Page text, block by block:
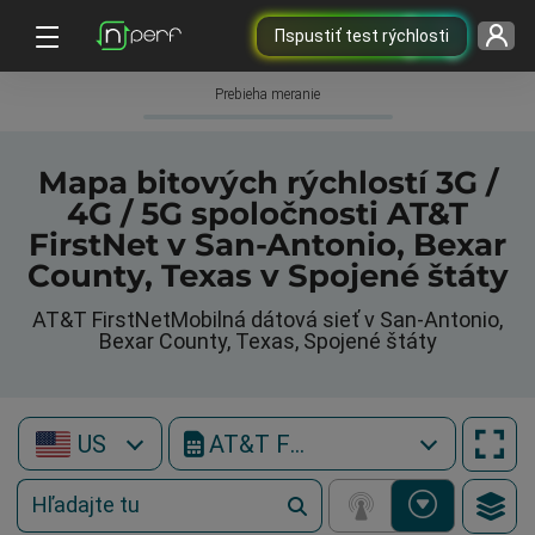
Пspustiť test rýchlosti
Prebieha meranie
Mapa bitových rýchlostí 3G /
4G / 5G spoločnosti AT&T
FirstNet v San-Antonio, Bexar
County, Texas v Spojené štáty
AT&T FirstNetMobilná dátová sieť v San-Antonio,
Bexar County, Texas, Spojené štáty
US AT&T FirstNet